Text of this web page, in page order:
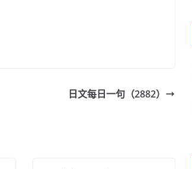
日文每日一句（2882）